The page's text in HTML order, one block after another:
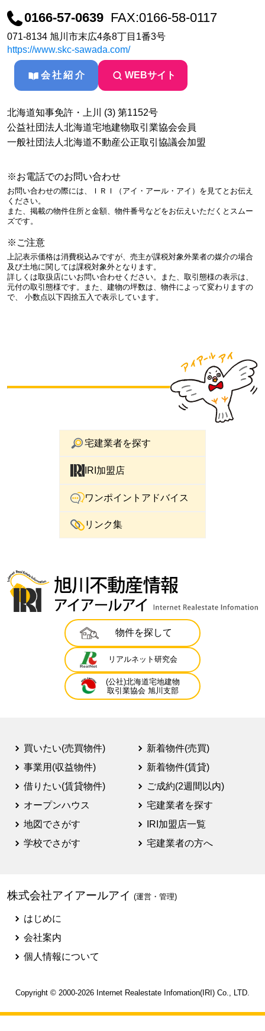
0166-57-0639 FAX:0166-58-0117
071-8134 旭川市末広4条8丁目1番3号
https://www.skc-sawada.com/
会社紹介 WEBサイト
北海道知事免許・上川 (3) 第1152号
公益社団法人北海道宅地建物取引業協会会員
一般社団法人北海道不動産公正取引協議会加盟
※お電話でのお問い合わせ
お問い合わせの際には、ＩＲＩ（アイ・アール・アイ）を見てとお伝え
ください。
また、掲載の物件住所と金額、物件番号などをお伝えいただくとスムー
ズです。
※ご注意
上記表示価格は消費税込みですが、売主が課税対象外業者の媒介の場合
及び土地に関しては課税対象外となります。
詳しくは取扱店にいお問い合わせください。また、取引態様の表示は、
元付の取引態様です。また、建物の坪数は、物件によって変わりますの
で、 小数点以下四捨五入で表示しています。
宅建業者を探す
IRI加盟店
ワンポイントアドバイス
リンク集
物件を探して
リアルネット研究会
(公社)北海道宅地建物
取引業協会 旭川支部
買いたい(売買物件)
事業用(収益物件)
借りたい(賃貸物件)
オープンハウス
地図でさがす
学校でさがす
新着物件(売買)
新着物件(賃貸)
ご成約(2週間以内)
宅建業者を探す
IRI加盟店一覧
宅建業者の方へ
株式会社アイアールアイ (運営・管理)
はじめに
会社案内
個人情報について
Copyright © 2000-2026 Internet Realestate Infomation(IRI) Co., LTD.